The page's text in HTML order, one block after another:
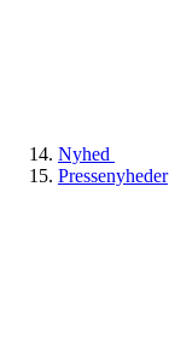
Nyhed
Pressenyheder